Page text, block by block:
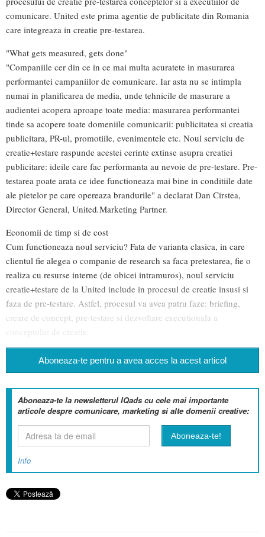
comunicare. United este prima agentie de publicitate din Romania
care integreaza in creatie pre-testarea.
"What gets measured, gets done"
"Companiile cer din ce in ce mai multa acuratete in masurarea
performantei campaniilor de comunicare. Iar asta nu se intimpla
numai in planificarea de media, unde tehnicile de masurare a
audientei acopera aproape toate media: masurarea performantei
tinde sa acopere toate domeniile comunicarii: publicitatea si creatia
publicitara, PR-ul, promotiile, evenimentele etc. Noul serviciu de
creatie+testare raspunde acestei cerinte extinse asupra creatiei
publicitare: ideile care fac performanta au nevoie de pre-testare. Pre-
testarea poate arata ce idee functioneaza mai bine in conditiile date
ale pietelor pe care opereaza brandurile" a declarat Dan Cirstea,
Director General, United.Marketing Partner.
Economii de timp si de cost
Cum functioneaza noul serviciu? Fata de varianta clasica, in care
clientul fie alegea o companie de research sa faca pretestarea, fie o
realiza cu resurse interne (de obicei intramuros), noul serviciu
creatie+testare de la United include in procesul de creatie insusi si
faza de pre-testare. Astfel, procesul va avea patru faze: briefing,
creare de concept, pre-testare si dezvoltare executionala a
conceptului de creatie.
Aboneaza-te pentru a avea acces la acest articol
Aboneaza-te la newsletterul IQads cu cele mai importante
articole despre comunicare, marketing si alte domenii creative:
Info